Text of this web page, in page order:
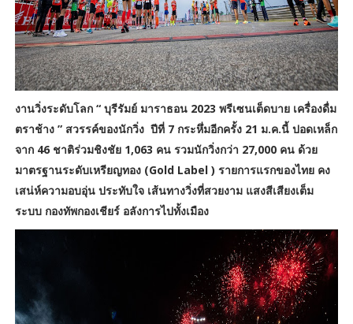
งานวิ่งระดับโลก “ บุรีรัมย์ มาราธอน 2023 พรีเซนเต็ดบาย เครื่องดื่ม
ตราช้าง ” สวรรค์ของนักวิ่ง ปีที่ 7 กระหึ่มอีกครั้ง 21 ม.ค.นี้ ปอดเหล็ก
จาก 46 ชาติร่วมชิงชัย 1,063 คน รวมนักวิ่งกว่า 27,000 คน ด้วย
มาตรฐานระดับเหรียญทอง (Gold Label ) รายการแรกของไทย คง
เสน่ห์ความอบอุ่น ประทับใจ เส้นทางวิ่งที่สวยงาม แสงสีเสียงเต็ม
ระบบ กองทัพกองเชียร์ อลังการไปทั้งเมือง